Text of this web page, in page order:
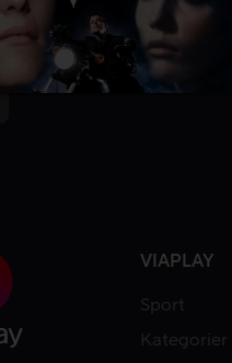
VIAPLAY
Sport
Kategorier